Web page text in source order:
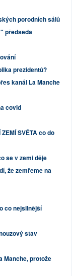
porodních sálů
předseda
prezidentů?
kanál La Manche
covid
SVĚTA co do
se v zemi děje
že zemřeme na
co nejsilnější
stav
Manche, protože